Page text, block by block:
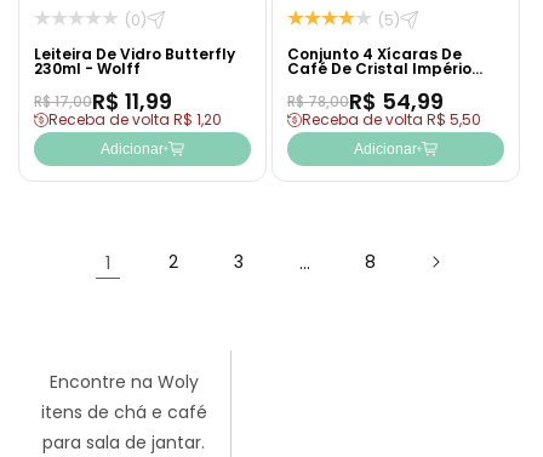
(0)
Leiteira De Vidro Butterfly
230ml - Wolff
R$ 17,00R$ 11,99
Receba de volta R$ 1,20
Adicionar
(5)
Conjunto 4 Xícaras De
Café De Cristal Império
R$ 78,00R$ 54,99
Receba de volta R$ 5,50
Adicionar
1 2 3 … 8
Encontre na Woly
itens de chá e café
para sala de jantar.